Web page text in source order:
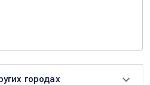
городах